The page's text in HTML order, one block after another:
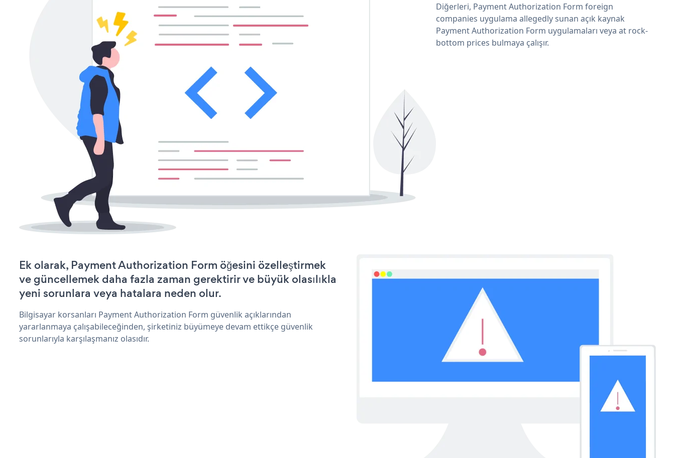
Diğerleri, Payment Authorization Form foreign
companies uygulama allegedly sunan açık kaynak
Payment Authorization Form uygulamaları veya at rock-
bottom prices bulmaya çalışır.
Ek olarak, Payment Authorization Form öğesini özelleştirmek
ve güncellemek daha fazla zaman gerektirir ve büyük olasılıkla
yeni sorunlara veya hatalara neden olur.
Bilgisayar korsanları Payment Authorization Form güvenlik açıklarından
yararlanmaya çalışabileceğinden, şirketiniz büyümeye devam ettikçe güvenlik
sorunlarıyla karşılaşmanız olasıdır.